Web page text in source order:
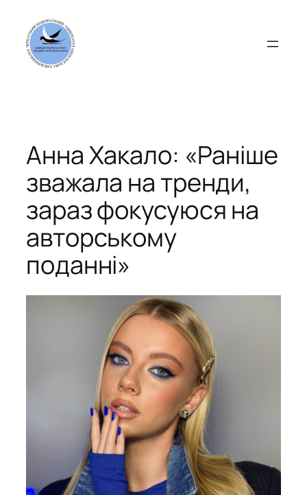
вмісту
Анна Хакало: «Раніше
зважала на тренди,
зараз фокусуюся на
авторському
поданні»